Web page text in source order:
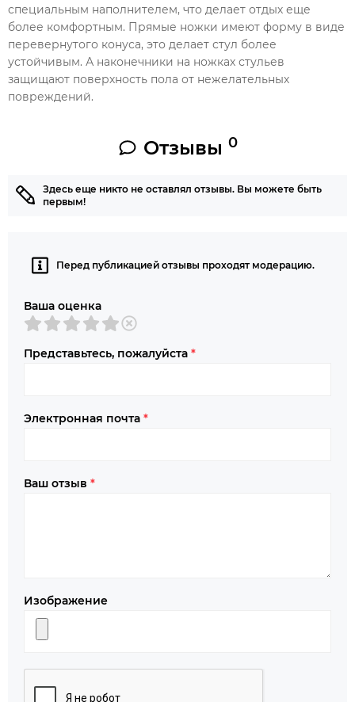
специальным наполнителем, что делает отдых еще
более комфортным. Прямые ножки имеют форму в виде
перевернутого конуса, это делает стул более
устойчивым. А наконечники на ножках стульев
защищают поверхность пола от нежелательных
повреждений.
Отзывы0
Здесь еще никто не оставлял отзывы. Вы можете быть
первым!
Перед публикацией отзывы проходят модерацию.
Ваша оценка
Представьтесь, пожалуйста *
Электронная почта *
Ваш отзыв *
Изображение